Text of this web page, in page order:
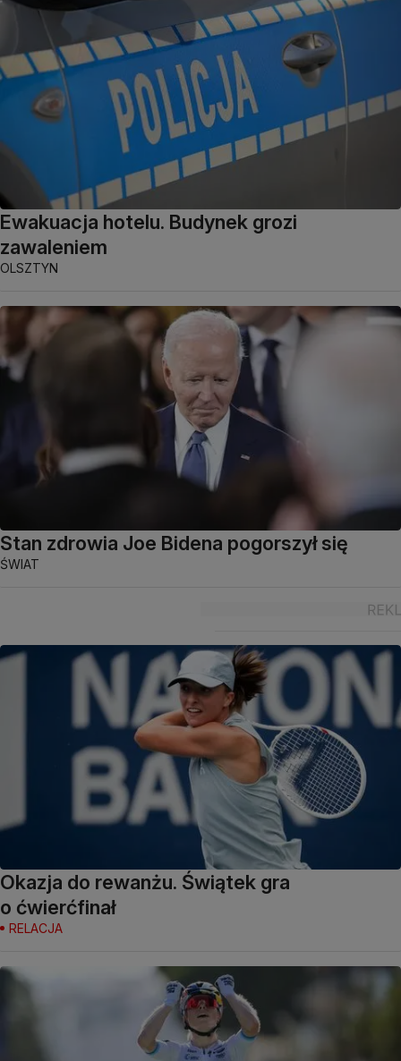
Ewakuacja hotelu. Budynek grozi
zawaleniem
OLSZTYN
Stan zdrowia Joe Bidena pogorszył się
ŚWIAT
Okazja do rewanżu. Świątek gra
o ćwierćfinał
RELACJA